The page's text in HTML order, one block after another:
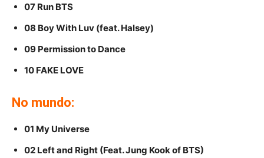
07 Run BTS
08 Boy With Luv (feat. Halsey)
09 Permission to Dance
10 FAKE LOVE
No mundo:
01 My Universe
02 Left and Right (Feat. Jung Kook of BTS)